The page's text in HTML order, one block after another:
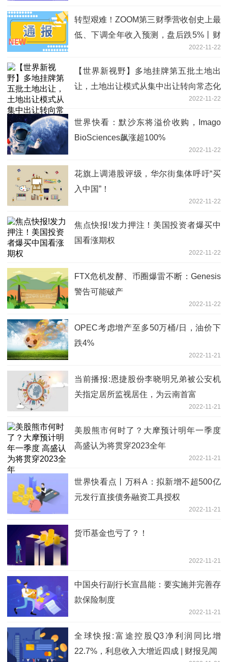
转型艰难！ZOOM第三财季营收创史上最
低、下调全年收入预测，盘后跌5%丨财
2022-11-22
【世界新视野】多地挂牌第五批土地出
让，土地出让模式从集中出让转向常态化
2022-11-22
世界快看：默沙东将溢价收购，Imago
BioSciences飙涨超100%
2022-11-22
花旗上调港股评级，华尔街集体呼吁“买
入中国”！
2022-11-22
焦点快报!发力押注！美国投资者爆买中
国看涨期权
2022-11-22
FTX危机发酵、币圈爆雷不断：Genesis
警告可能破产
2022-11-22
OPEC考虑增产至多50万桶/日，油价下
跌4%
2022-11-21
当前播报:恩捷股份李晓明兄弟被公安机
关指定居所监视居住，为云南首富
2022-11-21
美股熊市何时了？大摩预计明年一季度
高盛认为将贯穿2023全年
2022-11-21
世界快看点丨万科A：拟新增不超500亿
元发行直接债务融资工具授权
2022-11-21
货币基金也亏了？！
2022-11-21
中国央行副行长宣昌能：要实施并完善存
款保险制度
2022-11-21
全球快报:富途控股Q3净利润同比增
22.7%，利息收入大增近四成 | 财报见闻